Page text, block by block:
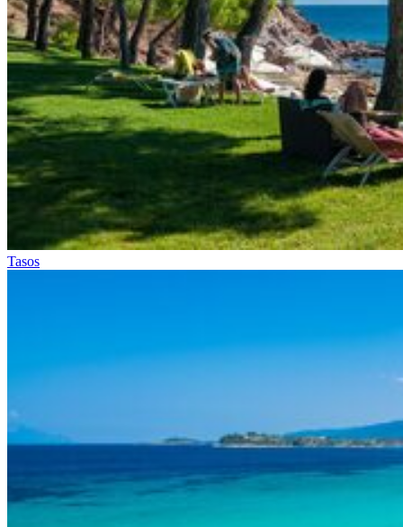
Tasos